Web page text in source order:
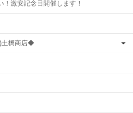
激安記念日開催します！
土橋商店◆